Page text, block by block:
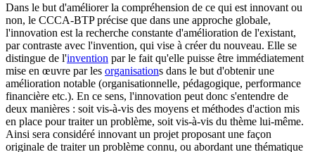
Dans le but d'améliorer la compréhension de ce qui est innovant ou
non, le CCCA-BTP précise que dans une approche globale,
l'innovation est la recherche constante d'amélioration de l'existant,
par contraste avec l'invention, qui vise à créer du nouveau. Elle se
distingue de l'invention par le fait qu'elle puisse être immédiatement
mise en œuvre par les organisations dans le but d'obtenir une
amélioration notable (organisationnelle, pédagogique, performance
financière etc.). En ce sens, l'innovation peut donc s'entendre de
deux manières : soit vis-à-vis des moyens et méthodes d'action mis
en place pour traiter un problème, soit vis-à-vis du thème lui-même.
Ainsi sera considéré innovant un projet proposant une façon
originale de traiter un problème connu, ou abordant une thématique